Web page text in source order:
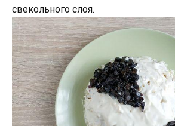
свекольного слоя.